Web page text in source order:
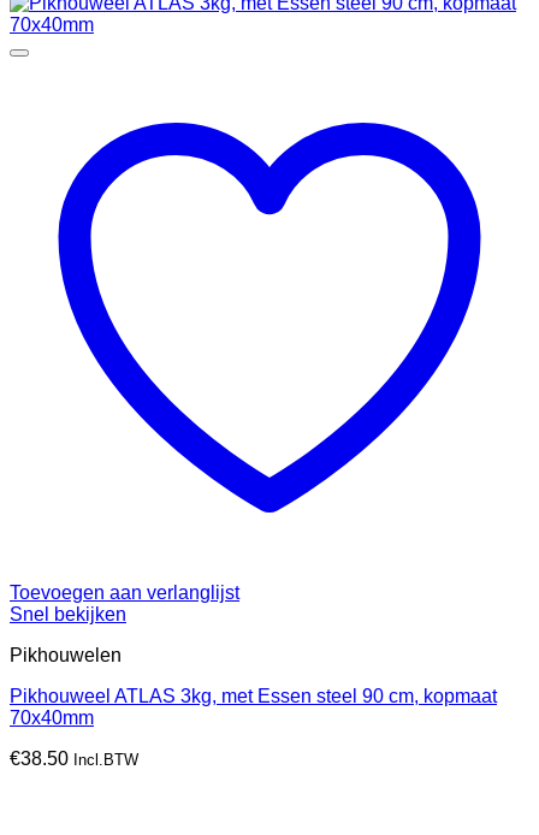
Toevoegen aan verlanglijst
Snel bekijken
Pikhouwelen
Pikhouweel ATLAS 3kg, met Essen steel 90 cm, kopmaat
70x40mm
€38.50 Incl.BTW